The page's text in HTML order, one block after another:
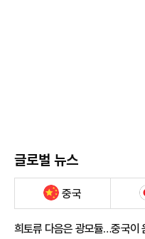
글로벌 뉴스
중국
희토류 다음은 광모듈…중국이